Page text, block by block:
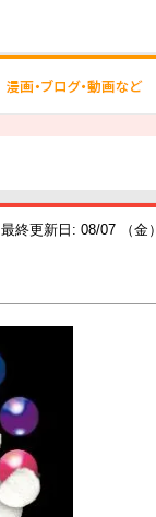
最終更新日: 08/07 （金）